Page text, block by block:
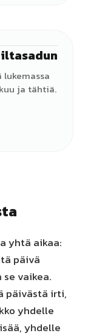
♀
ja tähtiä.
yhtä aikaa:
päivä
vaikea.
päivästä irti,
yhdelle
yhdelle